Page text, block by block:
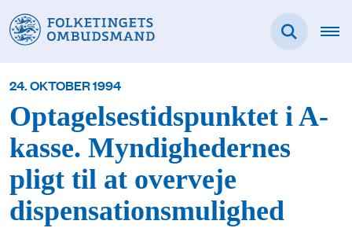
24. OKTOBER 1994
Optagelsestidspunktet i A-
kasse. Myndighedernes
pligt til at overveje
dispensationsmulighed